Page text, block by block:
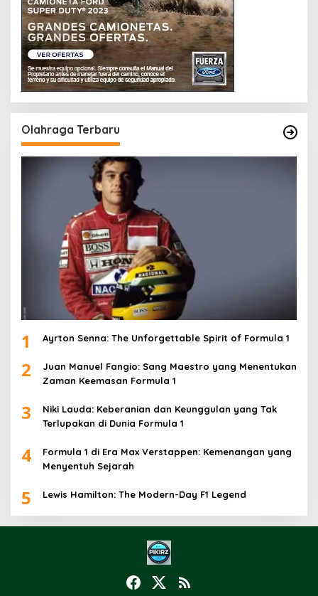
Olahraga Terbaru
1 Ayrton Senna: The Unforgettable Spirit of Formula 1
2
Juan Manuel Fangio: Sang Maestro yang Menentukan
Zaman Keemasan Formula 1
3
Niki Lauda: Keberanian dan Keunggulan yang Tak
Terlupakan di Dunia Formula 1
4
Formula 1 di Era Max Verstappen: Kemenangan yang
Menyentuh Sejarah
5 Lewis Hamilton: The Modern-Day F1 Legend